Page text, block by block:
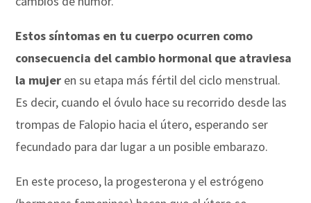
Estos síntomas en tu cuerpo ocurren como
consecuencia del cambio hormonal que atraviesa
la mujer en su etapa más fértil del ciclo menstrual.
Es decir, cuando el óvulo hace su recorrido desde las
trompas de Falopio hacia el útero, esperando ser
fecundado para dar lugar a un posible embarazo.
En este proceso, la progesterona y el estrógeno